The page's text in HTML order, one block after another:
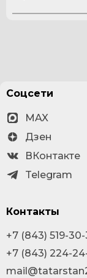
Соцсети
MAX
Дзен
ВКонтакте
Telegram
Контакты
+7 (843) 519-
+7 (843) 224-